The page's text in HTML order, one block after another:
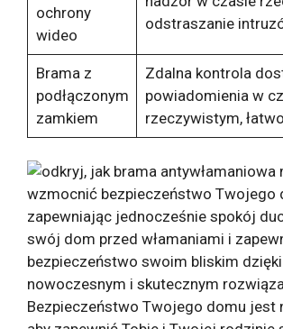
ochrony
wideo
odstraszanie
Brama z
podłączonym
zamkiem
Zdalna kontrola
powiadomienia w
rzeczywistym,
Bezpieczeństwo Twojego domu jest